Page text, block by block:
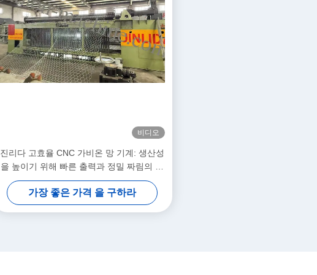
비디오
진리다 고효율 CNC 가비온 망 기계: 생산성
을 높이기 위해 빠른 출력과 정밀 짜림의 완
벽한 조합
가장 좋은 가격 을 구하라